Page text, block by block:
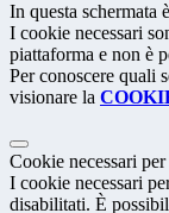
In questa schermata
I cookie necessari
piattaforma e non è
Per conoscere quali
visionare la
Cookie necessari
I cookie necessari
disabilitati. È